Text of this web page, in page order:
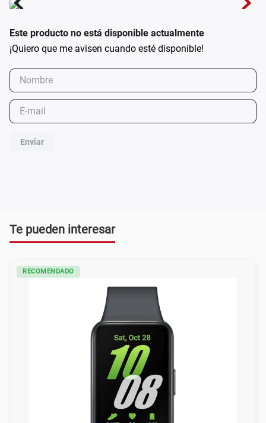
Este producto no está disponible actualmente
Enviar
Te pueden interesar
RECOMENDADO